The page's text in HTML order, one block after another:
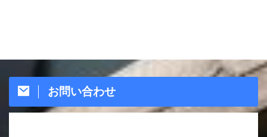
お問い合わせ